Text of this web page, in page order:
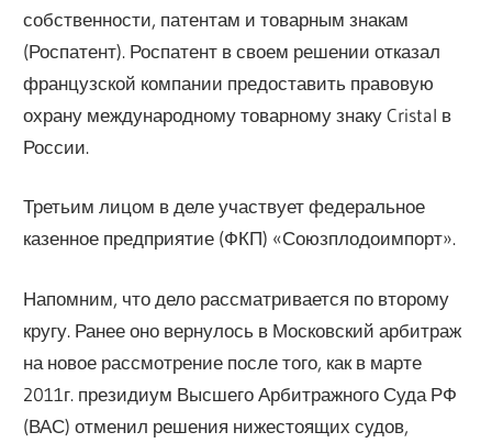
собственности, патентам и товарным знакам
(Роспатент). Роспатент в своем решении отказал
французской компании предоставить правовую
охрану международному товарному знаку Cristal в
России.
Третьим лицом в деле участвует федеральное
казенное предприятие (ФКП) «Союзплодоимпорт».
Напомним, что дело рассматривается по второму
кругу. Ранее оно вернулось в Московский арбитраж
на новое рассмотрение после того, как в марте
2011г. президиум Высшего Арбитражного Суда РФ
(ВАС) отменил решения нижестоящих судов,